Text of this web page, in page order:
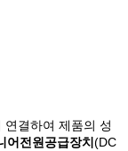
결하여 제품의 성
어전원공급장치 (DC